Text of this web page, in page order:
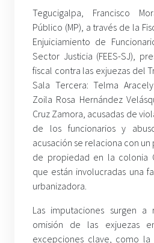
Tegucigalpa, Francisco
Público (MP), a través de la
Enjuiciamiento de
Sector Justicia (FEES-SJ),
fiscal contra las exjuezas del
Sala Tercera: Telma
Zoila Rosa Hernández
Cruz Zamora, acusadas de
de los funcionarios y
acusación se relaciona con
de propiedad en la colonia
que están involucradas una
urbanizadora.
Las imputaciones surgen
omisión de las exjuezas
excepciones clave, como